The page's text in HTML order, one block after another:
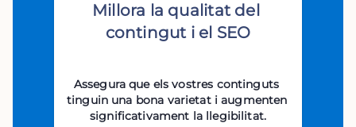
Millora la qualitat del
contingut i el SEO
Assegura que els vostres continguts
tinguin una bona varietat i augmenten
significativament la llegibilitat.